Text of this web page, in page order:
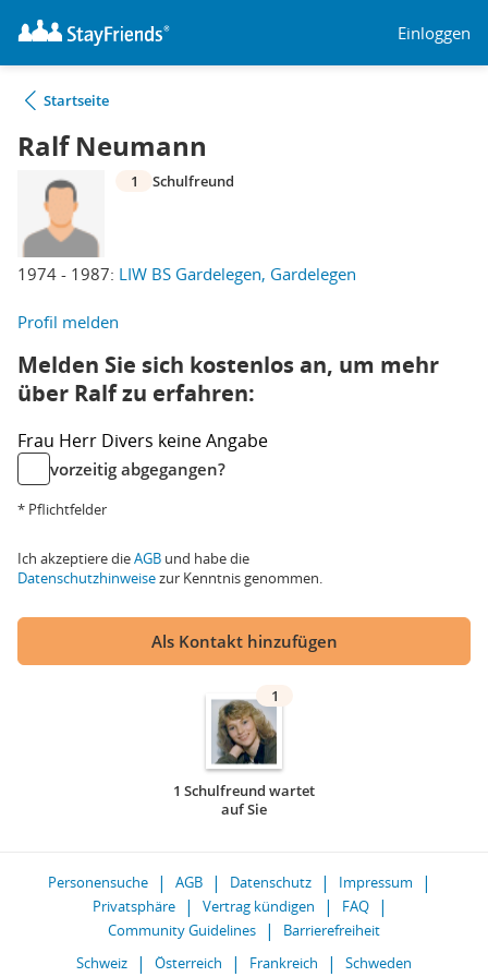
Einloggen
Startseite
Ralf Neumann
1974 - 1987: LIW BS Gardelegen, Gardelegen
1 Schulfreund
Profil melden
Melden Sie sich kostenlos an, um mehr
über Ralf zu erfahren:
Frau Herr Divers keine Angabe
vorzeitig abgegangen?
* Pflichtfelder
Ich akzeptiere dieAGB und habe die
Datenschutzhinweisezur Kenntnis genommen.
Als Kontakt hinzufügen
1
1 Schulfreund wartet
auf Sie
Personensuche AGB Datenschutz
Impressum
Privatsphäre
Vertrag kündigen
FAQ
Community Guidelines
Barrierefreiheit
Schweiz
Österreich Frankreich Schweden